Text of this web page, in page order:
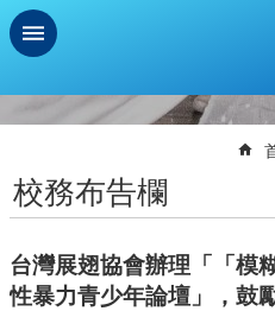
跳到主要內容區塊
學
扶
助
校務布告欄
台灣展翅協會辦理「「模
性暴力青少年論壇」，鼓